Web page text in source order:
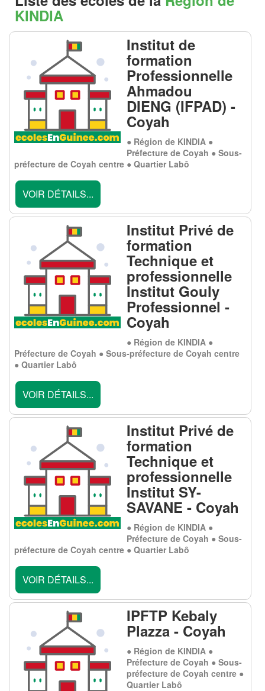
KINDIA
Institut de
formation
Professionnelle
Ahmadou
DIENG (IFPAD) -
Coyah
● Région de KINDIA ●
Préfecture de Coyah ● Sous-
préfecture de Coyah centre ● Quartier Labô
VOIR DÉTAILS...
Institut Privé de
formation
Technique et
professionnelle
Institut Gouly
Professionnel -
Coyah
● Région de KINDIA ●
Préfecture de Coyah ● Sous-préfecture de Coyah centre
● Quartier Labô
VOIR DÉTAILS...
Institut Privé de
formation
Technique et
professionnelle
Institut SY-
SAVANE - Coyah
● Région de KINDIA ●
Préfecture de Coyah ● Sous-
préfecture de Coyah centre ● Quartier Labô
VOIR DÉTAILS...
IPFTP Kebaly
Plazza - Coyah
● Région de KINDIA ●
Préfecture de Coyah ● Sous-
préfecture de Coyah centre ●
Quartier Labô